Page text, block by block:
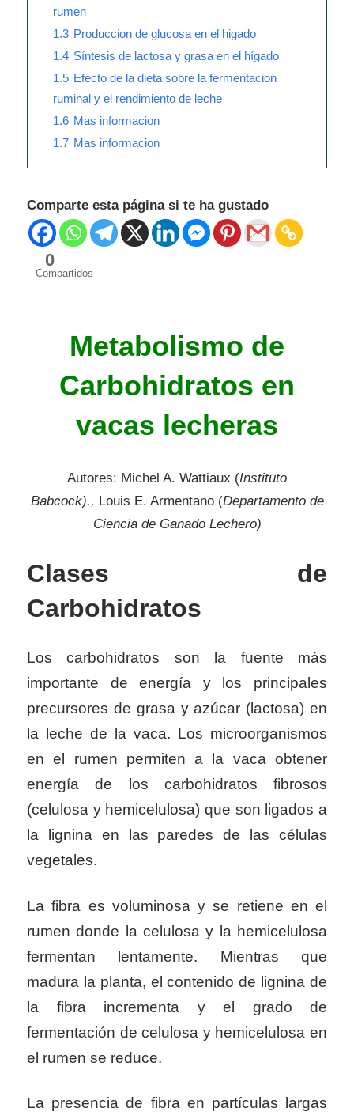
rumen
1.3 Produccion de glucosa en el higado
1.4 Síntesis de lactosa y grasa en el hígado
1.5 Efecto de la dieta sobre la fermentacion
ruminal y el rendimiento de leche
1.6 Mas informacion
1.7 Mas informacion
Comparte esta página si te ha gustado
0
Compartidos
Metabolismo de
Carbohidratos en
vacas lecheras
Autores: Michel A. Wattiaux (Instituto
Babcock)., Louis E. Armentano (Departamento de
Ciencia de Ganado Lechero)
Clases de
Carbohidratos
Los carbohidratos son la fuente más
importante de energía y los principales
precursores de grasa y azúcar (lactosa) en
la leche de la vaca. Los microorganismos
en el rumen permiten a la vaca obtener
energía de los carbohidratos fibrosos
(celulosa y hemicelulosa) que son ligados a
la lignina en las paredes de las células
vegetales.
La fibra es voluminosa y se retiene en el
rumen donde la celulosa y la hemicelulosa
fermentan lentamente. Mientras que
madura la planta, el contenido de lignina de
la fibra incrementa y el grado de
fermentación de celulosa y hemicelulosa en
el rumen se reduce.
La presencia de fibra en partículas largas